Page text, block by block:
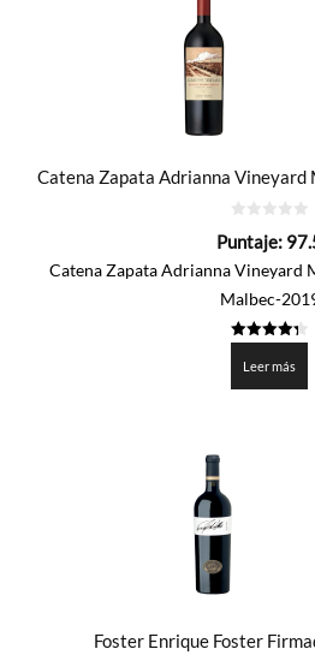
Catena Zapata Adrianna Vineyard
de
Puntaje:
Catena Zapata Adrianna Vineyard
Malbec-
de 5
Leer más
Foster Enrique Foster